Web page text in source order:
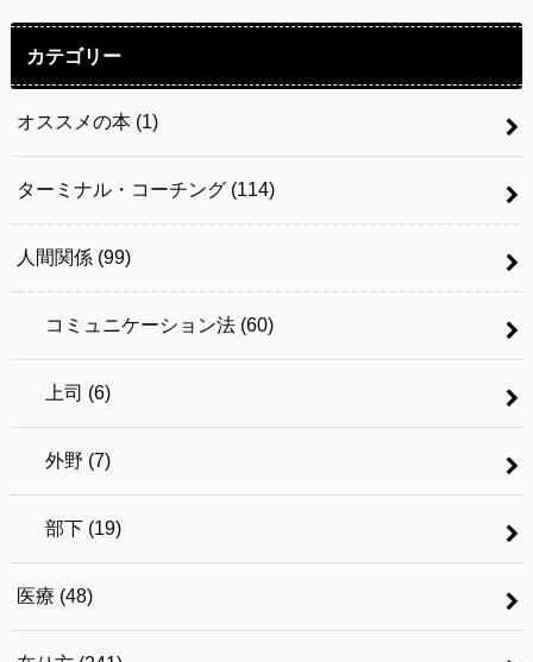
カテゴリー
オススメの本 (1)
ターミナル・コーチング (114)
人間関係 (99)
コミュニケーション法 (60)
上司 (6)
外野 (7)
部下 (19)
医療 (48)